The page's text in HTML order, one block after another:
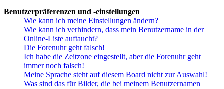
Benutzerpräferenzen und -einstellungen
Wie kann ich meine Einstellungen ändern?
Wie kann ich verhindern, dass mein Benutzername in der
Online-Liste auftaucht?
Die Forenuhr geht falsch!
Ich habe die Zeitzone eingestellt, aber die Forenuhr geht
immer noch falsch!
Meine Sprache steht auf diesem Board nicht zur Auswahl!
Was sind das für Bilder, die bei meinem Benutzernamen